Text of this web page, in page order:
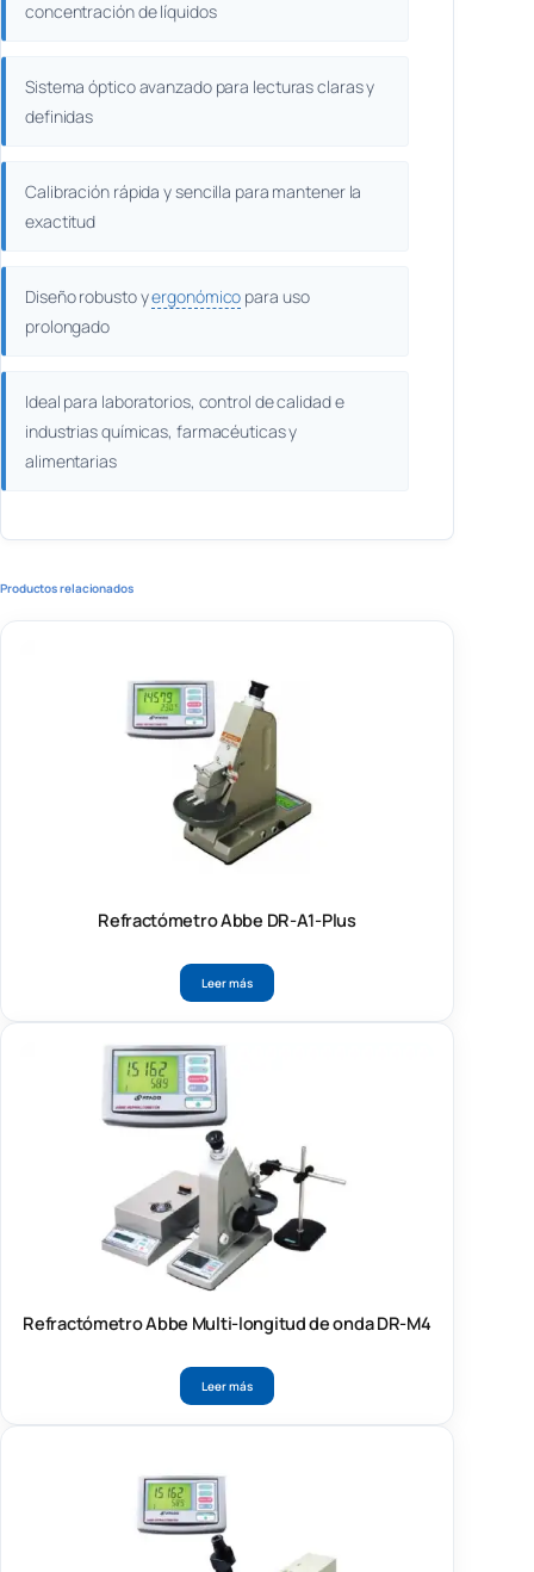
concentración de líquidos
Sistema óptico avanzado para lecturas claras y
definidas
Calibración rápida y sencilla para mantener la
exactitud
Diseño robusto yergonómico para uso
prolongado
Ideal para laboratorios, control de calidad e
industrias químicas, farmacéuticas y
alimentarias
Productos relacionados
Refractómetro Abbe DR-A1-Plus
Leer más
Refractómetro Abbe Multi-longitud de onda DR-M4
Leer más